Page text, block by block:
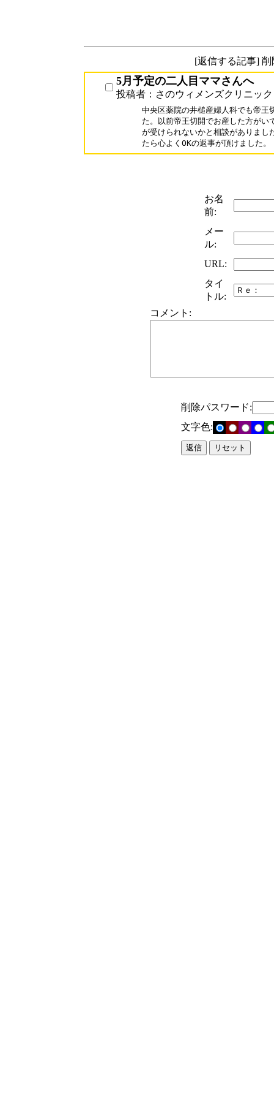
[返信する記事]
5月予定の二人目ママさんへ
投稿者：さのウィメンズクリニック
中央区薬院の井槌産婦人科でも帝王
た。以前帝王切開でお産した方がい
が受けられないかと相談がありまし
たら心よくOKの返事が頂けました。
お名
前:
メー
ル:
URL:
タイ
トル:
コメント:
削除パスワード:
文字色: